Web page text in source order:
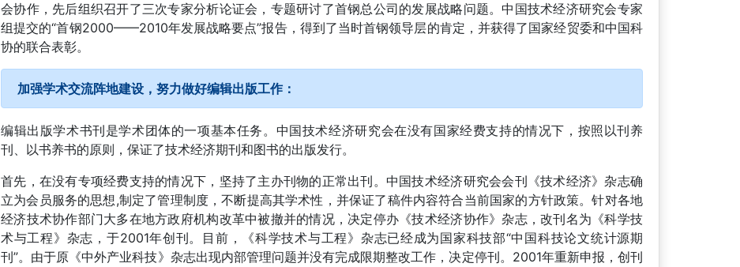
会协作，先后组织召开了三次专家分析论证会，专题研讨了首钢总公司的发展战略问题。中国技术经济研究会专家
组提交的“首钢2000——2010年发展战略要点”报告，得到了当时首钢领导层的肯定，并获得了国家经贸委和中国科
协的联合表彰。
加强学术交流阵地建设，努力做好编辑出版工作：
编辑出版学术书刊是学术团体的一项基本任务。中国技术经济研究会在没有国家经费支持的情况下，按照以刊养
刊、以书养书的原则，保证了技术经济期刊和图书的出版发行。
首先，在没有专项经费支持的情况下，坚持了主办刊物的正常出刊。中国技术经济研究会会刊《技术经济》杂志确
立为会员服务的思想,制定了管理制度，不断提高其学术性，并保证了稿件内容符合当前国家的方针政策。针对各地
经济技术协作部门大多在地方政府机构改革中被撤并的情况，决定停办《技术经济协作》杂志，改刊名为《科学技
术与工程》杂志，于2001年创刊。目前，《科学技术与工程》杂志已经成为国家科技部“中国科技论文统计源期
刊”。由于原《中外产业科技》杂志出现内部管理问题并没有完成限期整改工作，决定停刊。2001年重新申报，创刊